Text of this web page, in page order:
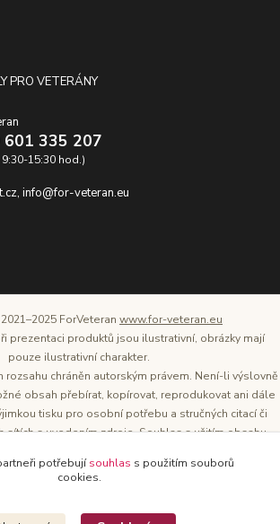
PRO VETERÁNY
601 335 207
15:30 hod.)
info@for-veteran.eu
ForVeteran www.for-veteran.eu
prezentaci produktů jsou ilustrativní, obrázky mají
pouze ilustrativní charakter.
chráněn autorským právem. Není-li výslovně
obsah přebírat, kopírovat, reprodukovat ani dále
tisku pro osobní potřebu a stručných citací či
sítích s uvedením zdroje. Souhlas s užitím obsahu
webových stránek je Tomáš Oršel.
potřebujísouhlas s použitím souborů
cookies.